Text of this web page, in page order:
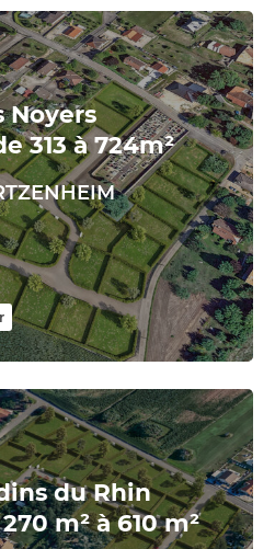
Noyers
313 à 724m²
du Rhin
m² à 610 m²